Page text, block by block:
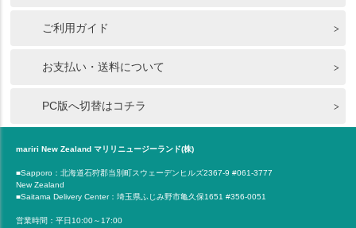
ご利用ガイド
お支払い・送料について
PC版へ切替はコチラ
mariri New Zealand マリリニュージーランド(株)
■Sapporo：北海道石狩郡当別町スウェーデンヒルズ2367-9 #061-3777
New Zealand
■Saitama Delivery Center：埼玉県ふじみ野市亀久保1651 #356-0051
営業時間：平日10:00～17:00